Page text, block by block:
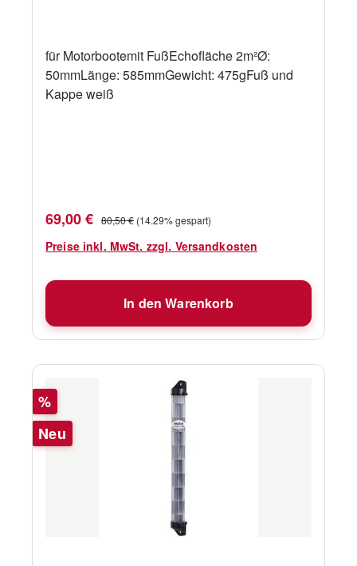
für Motorbootemit FußEchofläche 2m²Ø:
50mmLänge: 585mmGewicht: 475gFuß und
Kappe weiß
Verkaufspreis:
69,00 € Regulärer Preis:
80,50 € (14.29% gespart)
Preise inkl. MwSt. zzgl. Versandkosten
In den Warenkorb
Rabatt
%
Neu